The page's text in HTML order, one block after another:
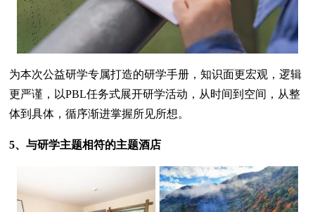
为本次公益研学专属打造的研学手册，知识面更宏观，逻辑
更严谨，以PBL任务式展开研学活动，从时间到空间，从整
体到具体，循序渐进掌握所见所想。
5、与研学主题相符的主题酒店